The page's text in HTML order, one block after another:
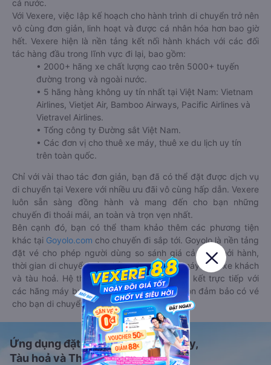
cả nước.
Với Vexere, việc lập kế hoạch cho hành trình di chuyển trở nên
vô cùng đơn giản, linh hoạt và được cá nhân hóa hơn bao giờ
hết. Vexere hiện là nền tảng kết nối hành khách với các đối
tác hàng đầu trong lĩnh vực đi lại, bao gồm:
• 2000+ hãng xe chất lượng cao trên 5000+ tuyến
đường trong và ngoài nước.
• 5 hãng hàng không uy tín nhất tại Việt Nam: Vietnam
Airlines, Vietjet Air, Bamboo Airways, Pacific Airlines và
Vietravel Airlines.
• Tổng công ty Đường sắt Việt Nam.
• Các đơn vị cho thuê xe máy, thuê xe du lịch uy tín
trên toàn quốc.
Chỉ với vài thao tác đơn giản, bạn đã có thể đặt được dịch vụ
di chuyển tại Vexere với nhiều ưu đãi vô cùng hấp dẫn. Vexere
luôn sẵn sàng đồng hành và mang đến cho bạn những
chuyến đi thoải mái, an toàn và trọn vẹn nhất.
Bên cạnh đó, bạn có thể tham khảo thêm các phương tiện
khác tại Goyolo.com cho chuyến đi sắp tới. Goyolo là nền tảng
đặt vé cho phép người dùng so sánh giá cả, giờ khởi hành,
thời gian di chuyển của nhiều phương tiện máy bay, xe khách
và tàu hoả. Hệ thống của Goyolo được liên kết trực tiếp với
các hãng máy bay, xe khách và tàu hoả, luôn đảm bảo có vé
cho bạn di chuyển.
Ứng dụng đặt vé Xe khách, Máy bay,
Tàu hoả và Thuê xe